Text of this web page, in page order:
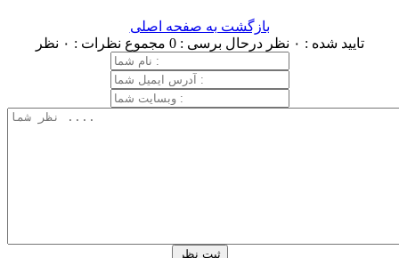
بازگشت به صفحه اصلی
تایید شده : ۰ نظر
درحال برسی : 0 مجموع نظرات : ۰ نظر